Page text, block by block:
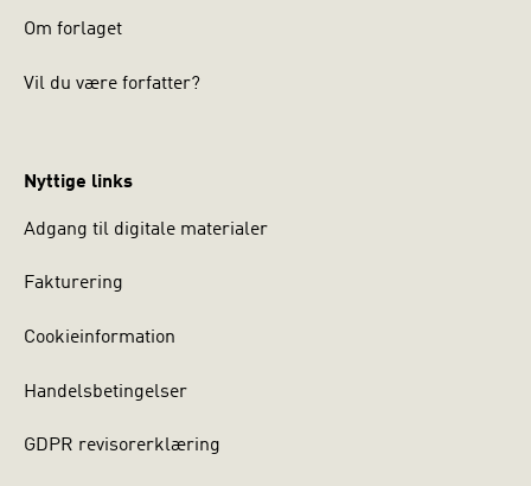
Om forlaget
Vil du være forfatter?
Nyttige links
Adgang til digitale materialer
Fakturering
Cookieinformation
Handelsbetingelser
GDPR revisorerklæring